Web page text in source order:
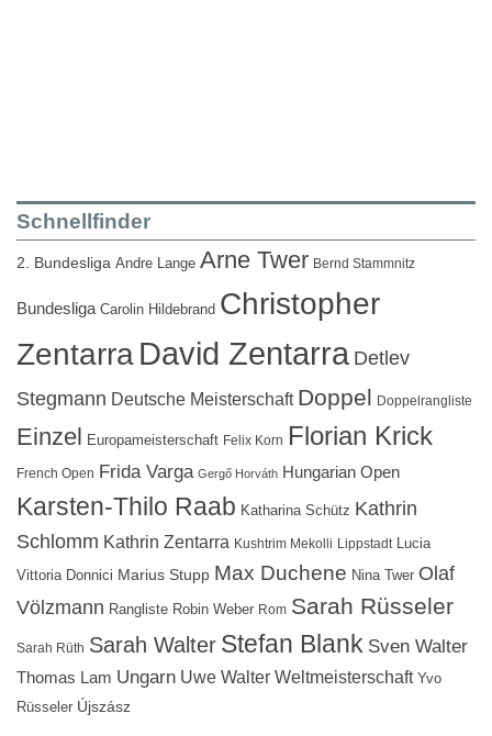
Schnellfinder
2. Bundesliga Andre Lange Arne Twer Bernd Stammnitz
Bundesliga Carolin Hildebrand Christopher
ZentarraDavid Zentarra Detlev
Stegmann Deutsche Meisterschaft Doppel Doppelrangliste
Einzel Europameisterschaft Felix Korn Florian Krick
French Open Frida Varga Gergő Horváth Hungarian Open
Karsten-Thilo Raab Katharina Schütz Kathrin
Schlomm Kathrin Zentarra Kushtrim Mekolli Lippstadt Lucia
Vittoria Donnici Marius Stupp Max Duchene Nina Twer Olaf
Völzmann Rangliste Robin Weber Rom Sarah Rüsseler
Sarah Rüth Sarah Walter Stefan Blank Sven Walter
Thomas Lam Ungarn Uwe Walter Weltmeisterschaft Yvo
Rüsseler Újszász